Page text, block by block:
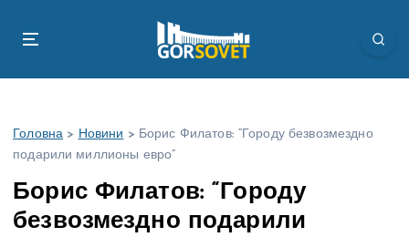
Головна > Новини > Борис Филатов: “Городу безвозмездно
подарили миллионы евро”
Борис Филатов: “Городу
безвозмездно подарили